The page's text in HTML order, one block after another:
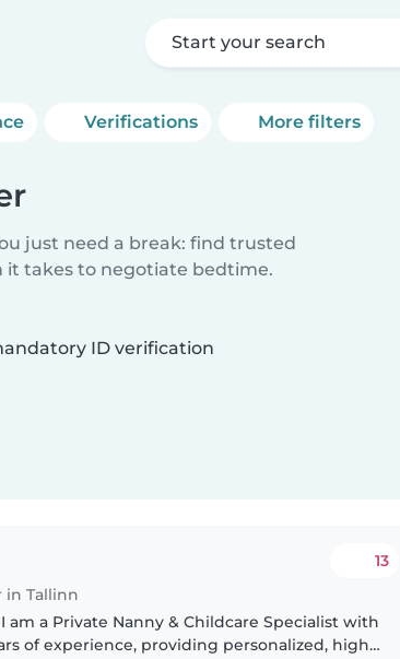
Start your search
Verifications More filters
just need a break: find trusted
it takes to negotiate bedtime.
ID verification
in Tallinn
13
am a Private Nanny & Childcare Specialist with
of experience, providing personalized, high-